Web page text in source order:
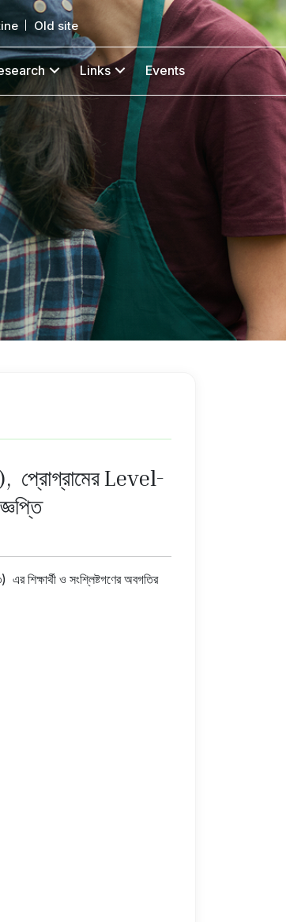
Old site
Links Events
প্রোগ্রামের Level-
ও সংশ্লিষ্টগণের অবগতির